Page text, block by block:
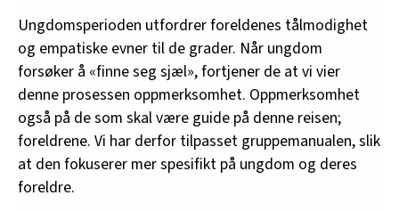
Ungdomsperioden utfordrer foreldenes tålmodighet
og empatiske evner til de grader. Når ungdom
forsøker å «finne seg sjæl», fortjener de at vi vier
denne prosessen oppmerksomhet. Oppmerksomhet
også på de som skal være guide på denne reisen;
foreldrene. Vi har derfor tilpasset gruppemanualen, slik
at den fokuserer mer spesifikt på ungdom og deres
foreldre.